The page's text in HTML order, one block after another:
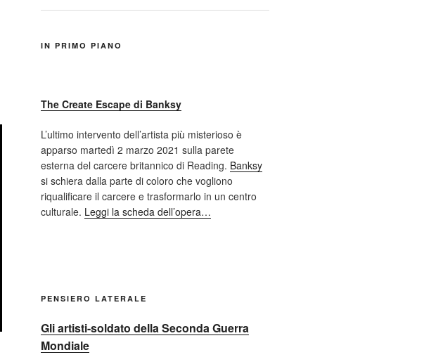
IN PRIMO PIANO
The Create Escape di Banksy
L’ultimo intervento dell’artista più misterioso è
apparso martedì 2 marzo 2021 sulla parete
esterna del carcere britannico di Reading. Banksy
si schiera dalla parte di coloro che vogliono
riqualificare il carcere e trasformarlo in un centro
culturale. Leggi la scheda dell’opera…
PENSIERO LATERALE
Gli artisti-soldato della Seconda Guerra
Mondiale